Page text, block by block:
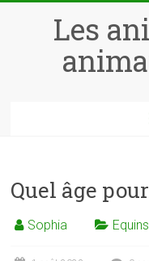
Les
Quel âge
Sophia Equins